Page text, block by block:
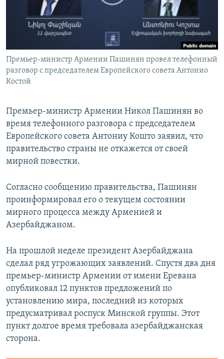
Հայերեն
Русский
Все сайты Радио Азатутюн
Премьер-министр Армении Пашинян провел телефонный
разговор с председателем Европейского совета Антонио
Костой
Премьер-министр Армении Никол Пашинян во
время телефонного разговора с председателем
Европейского совета Антониу Кошто заявил, что
правительство страны не откажется от своей
мирной повестки.
Согласно сообщению правительства, Пашинян
проинформировал его о текущем состоянии
мирного процесса между Арменией и
Азербайджаном.
На прошлой неделе президент Азербайджана
сделал ряд угрожающих заявлений. Спустя два дня
премьер-министр Армении от имени Еревана
опубликовал 12 пунктов предложений по
установлению мира, последний из которых
предусматривал роспуск Минской группы. Этот
пункт долгое время требовала азербайджанская
сторона.